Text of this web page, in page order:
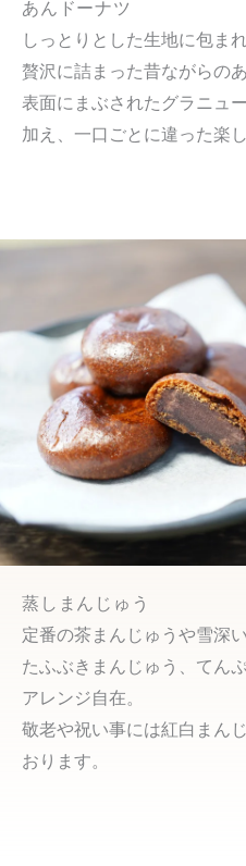
あんドーナツ
しっとりとした生地に包ま
贅沢に詰まった昔ながらの
表面にまぶされたグラニュ
加え、一口ごとに違った楽
蒸しまんじゅう
定番の茶まんじゅうや雪深
たふぶきまんじゅう、てん
アレンジ自在。
敬老や祝い事には紅白まん
おります。